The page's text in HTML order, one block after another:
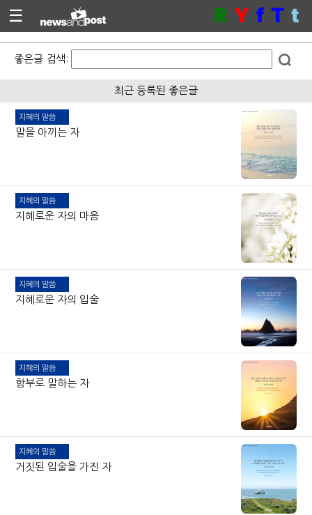
t
T
f
Y
R
☰
좋은글 검색:
최근 등록된 좋은글
지혜의 말씀
말을 아끼는 자
지혜의 말씀
지혜로운 자의 마음
지혜의 말씀
지혜로운 자의 입술
지혜의 말씀
함부로 말하는 자
지혜의 말씀
거짓된 입술을 가진 자